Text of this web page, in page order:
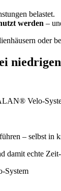
belastet.
werden –
oder
– selbst in
damit echte
System